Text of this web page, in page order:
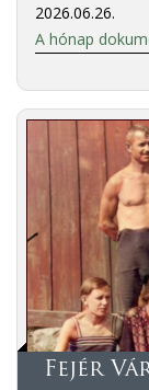
2026.06.26.
A hónap
Fejér